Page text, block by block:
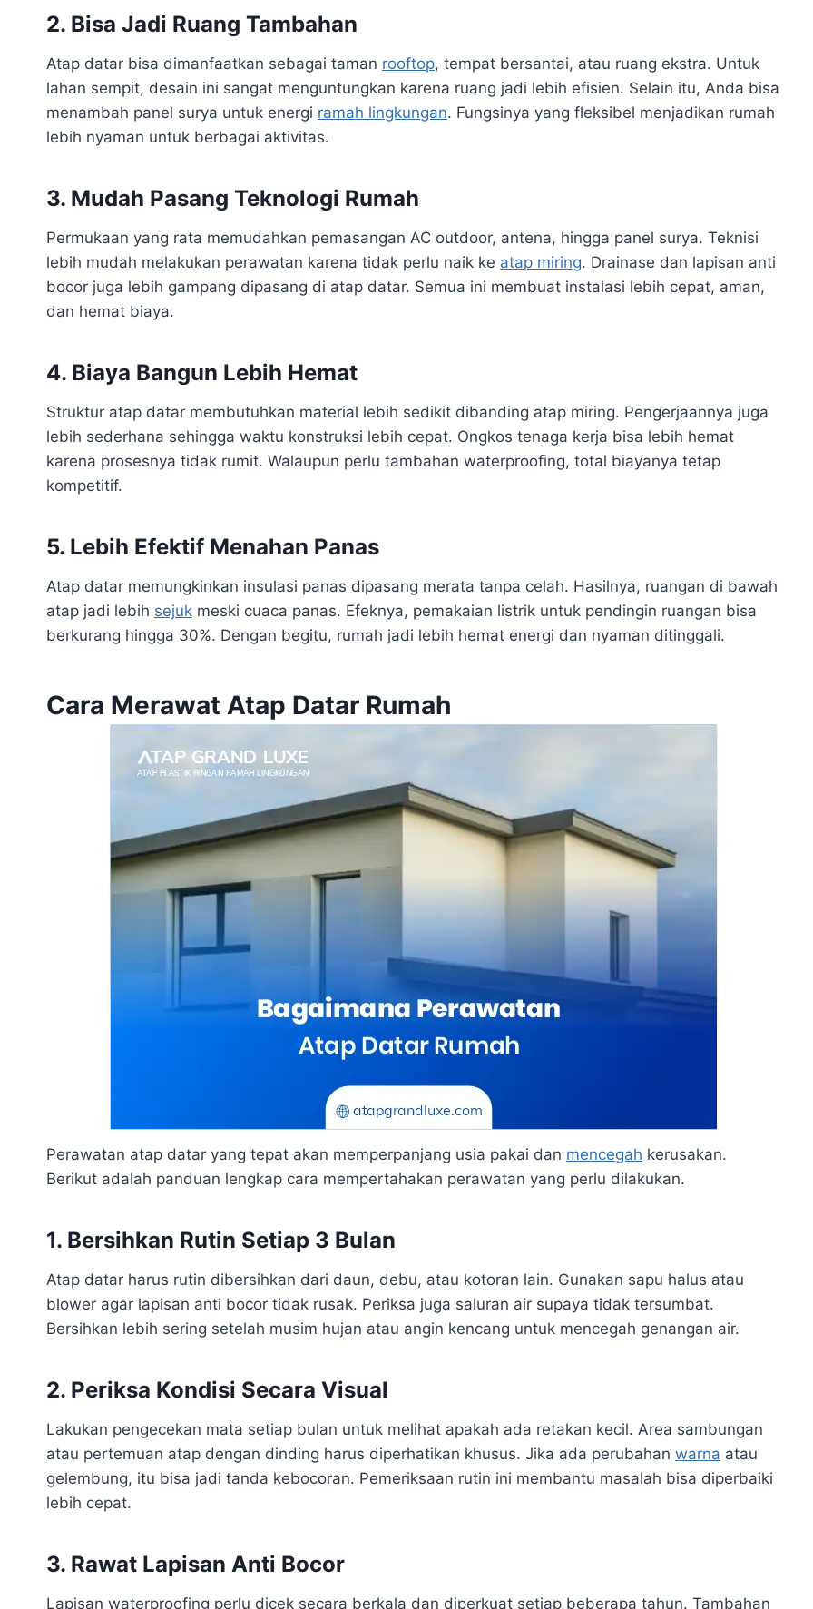
2. Bisa Jadi Ruang Tambahan
Atap datar bisa dimanfaatkan sebagai taman rooftop, tempat bersantai, atau ruang ekstra. Untuk
lahan sempit, desain ini sangat menguntungkan karena ruang jadi lebih efisien. Selain itu, Anda bisa
menambah panel surya untuk energi ramah lingkungan. Fungsinya yang fleksibel menjadikan rumah
lebih nyaman untuk berbagai aktivitas.
3. Mudah Pasang Teknologi Rumah
Permukaan yang rata memudahkan pemasangan AC outdoor, antena, hingga panel surya. Teknisi
lebih mudah melakukan perawatan karena tidak perlu naik ke atap miring. Drainase dan lapisan anti
bocor juga lebih gampang dipasang di atap datar. Semua ini membuat instalasi lebih cepat, aman,
dan hemat biaya.
4. Biaya Bangun Lebih Hemat
Struktur atap datar membutuhkan material lebih sedikit dibanding atap miring. Pengerjaannya juga
lebih sederhana sehingga waktu konstruksi lebih cepat. Ongkos tenaga kerja bisa lebih hemat
karena prosesnya tidak rumit. Walaupun perlu tambahan waterproofing, total biayanya tetap
kompetitif.
5. Lebih Efektif Menahan Panas
Atap datar memungkinkan insulasi panas dipasang merata tanpa celah. Hasilnya, ruangan di bawah
atap jadi lebih sejuk meski cuaca panas. Efeknya, pemakaian listrik untuk pendingin ruangan bisa
berkurang hingga 30%. Dengan begitu, rumah jadi lebih hemat energi dan nyaman ditinggali.
Cara Merawat Atap Datar Rumah
Perawatan atap datar yang tepat akan memperpanjang usia pakai dan mencegah kerusakan.
Berikut adalah panduan lengkap cara mempertahakan perawatan yang perlu dilakukan.
1. Bersihkan Rutin Setiap 3 Bulan
Atap datar harus rutin dibersihkan dari daun, debu, atau kotoran lain. Gunakan sapu halus atau
blower agar lapisan anti bocor tidak rusak. Periksa juga saluran air supaya tidak tersumbat.
Bersihkan lebih sering setelah musim hujan atau angin kencang untuk mencegah genangan air.
2. Periksa Kondisi Secara Visual
Lakukan pengecekan mata setiap bulan untuk melihat apakah ada retakan kecil. Area sambungan
atau pertemuan atap dengan dinding harus diperhatikan khusus. Jika ada perubahan warna atau
gelembung, itu bisa jadi tanda kebocoran. Pemeriksaan rutin ini membantu masalah bisa diperbaiki
lebih cepat.
3. Rawat Lapisan Anti Bocor
Lapisan waterproofing perlu dicek secara berkala dan diperkuat setiap beberapa tahun. Tambahan